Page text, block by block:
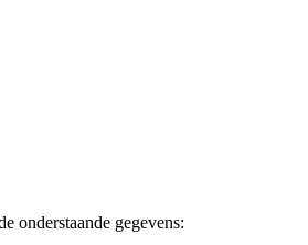
onderstaande gegevens: